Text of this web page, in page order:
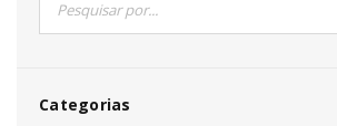
Categorias